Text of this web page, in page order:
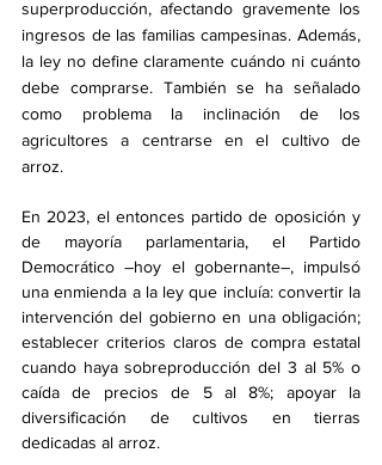
superproducción, afectando gravemente los
ingresos de las familias campesinas. Además,
la ley no define claramente cuándo ni cuánto
debe comprarse. También se ha señalado
como problema la inclinación de los
agricultores a centrarse en el cultivo de
arroz.
En 2023, el entonces partido de oposición y
de mayoría parlamentaria, el Partido
Democrático –hoy el gobernante–, impulsó
una enmienda a la ley que incluía: convertir la
intervención del gobierno en una obligación;
establecer criterios claros de compra estatal
cuando haya sobreproducción del 3 al 5% o
caída de precios de 5 al 8%; apoyar la
diversificación de cultivos en tierras
dedicadas al arroz.